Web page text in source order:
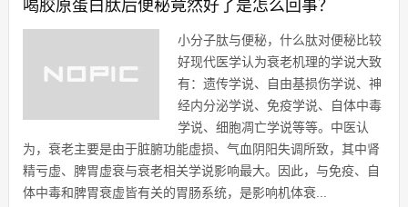
喝胶原蛋白肽后便秘竟然好了是怎么回事？
小分子肽与便秘，什么肽对便秘比较
好现代医学认为衰老机理的学说大致
有：遗传学说、自由基损伤学说、神
经内分泌学说、免疫学说、自体中毒
学说、细胞凋亡学说等等。中医认
为，衰老主要是由于脏腑功能虚损、气血阴阳失调所致，其中肾
精亏虚、脾胃虚衰与衰老相关学说影响最大。因此，与免疫、自
体中毒和脾胃衰虚皆有关的胃肠系统，是影响机体衰...